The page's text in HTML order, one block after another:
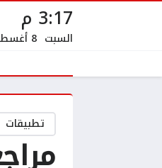
3:17 م
السبت 8 أغسطس 2026
تطبيقات